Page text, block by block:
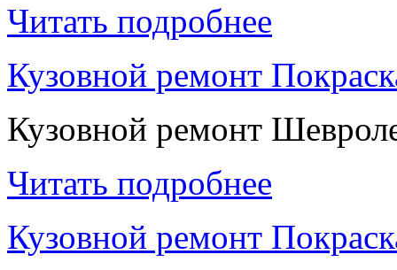
Читать подробнее
Кузовной ремонт
Кузовной ремонт
Читать подробнее
Кузовной ремонт